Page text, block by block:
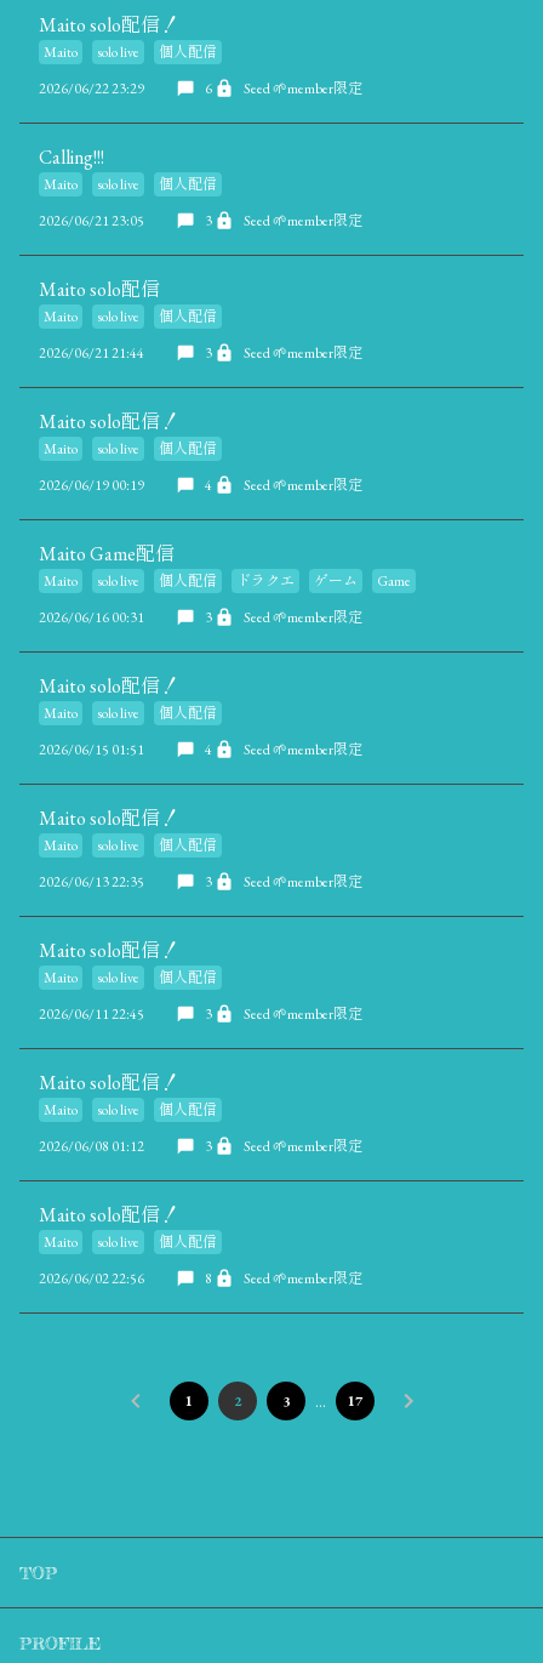
Maito solo配信！
Maito solo live
個人配信
2026/06/22 23:29
6 Seed 🌱member限定
Calling!!!
Maito solo live
個人配信
2026/06/21 23:05
3 Seed 🌱member限定
Maito solo配信
Maito solo live
個人配信
2026/06/21 21:44
3 Seed 🌱member限定
Maito solo配信！
Maito solo live
個人配信
2026/06/19 00:19
4 Seed 🌱member限定
Maito Game配信
Maito solo live 個人配信 ドラクエ ゲーム
Game
2026/06/16 00:31
3 Seed 🌱member限定
Maito solo配信！
Maito solo live
個人配信
2026/06/15 01:51
4 Seed 🌱member限定
Maito solo配信！
Maito solo live
個人配信
2026/06/13 22:35
3 Seed 🌱member限定
Maito solo配信！
Maito solo live
個人配信
2026/06/11 22:45
3 Seed 🌱member限定
Maito solo配信！
Maito solo live
個人配信
2026/06/08 01:12
3 Seed 🌱member限定
Maito solo配信！
Maito solo live
個人配信
2026/06/02 22:56
8 Seed 🌱member限定
1 2 3 … 17
TOP
PROFILE